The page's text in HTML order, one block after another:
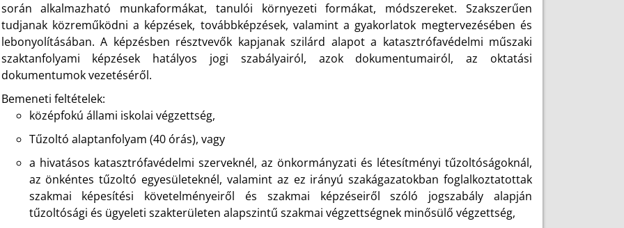
során alkalmazható munkaformákat, tanulói környezeti formákat, módszereket. Szakszerűen
tudjanak közreműködni a képzések, továbbképzések, valamint a gyakorlatok megtervezésében és
lebonyolításában. A képzésben résztvevők kapjanak szilárd alapot a katasztrófavédelmi műszaki
szaktanfolyami képzések hatályos jogi szabályairól, azok dokumentumairól, az oktatási
dokumentumok vezetéséről.
Bemeneti feltételek:
középfokú állami iskolai végzettség,
Tűzoltó alaptanfolyam (40 órás), vagy
a hivatásos katasztrófavédelmi szerveknél, az önkormányzati és létesítményi tűzoltóságoknál,
az önkéntes tűzoltó egyesületeknél, valamint az ez irányú szakágazatokban foglalkoztatottak
szakmai képesítési követelményeiről és szakmai képzéseiről szóló jogszabály alapján
tűzoltósági és ügyeleti szakterületen alapszintű szakmai végzettségnek minősülő végzettség,